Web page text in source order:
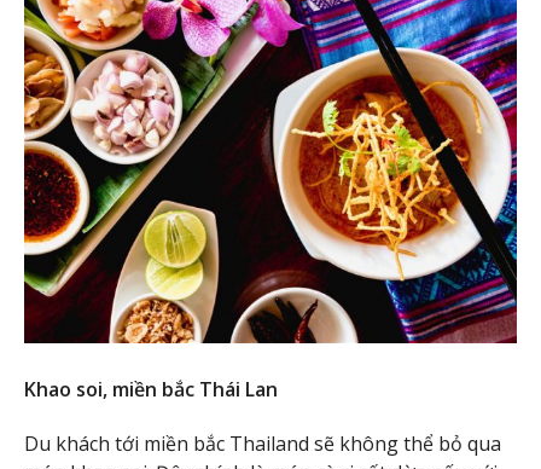
Khao soi, miền bắc Thái Lan
Du khách tới miền bắc Thailand sẽ không thể bỏ qua